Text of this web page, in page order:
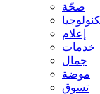
صحّة
إعلام
خدمات
جمال
موضة
تسوق